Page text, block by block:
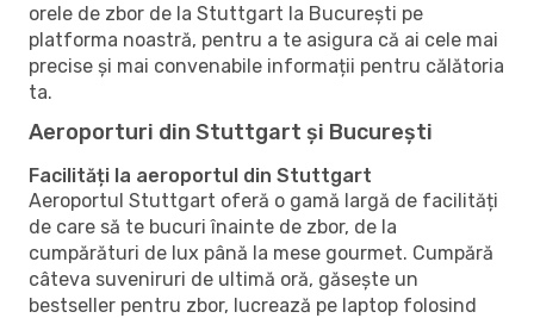
orele de zbor de la Stuttgart la București pe
platforma noastră, pentru a te asigura că ai cele mai
precise și mai convenabile informații pentru călătoria
ta.
Aeroporturi din Stuttgart și București
Facilități la aeroportul din Stuttgart
Aeroportul Stuttgart oferă o gamă largă de facilități
de care să te bucuri înainte de zbor, de la
cumpărături de lux până la mese gourmet. Cumpără
câteva suveniruri de ultimă oră, găsește un
bestseller pentru zbor, lucrează pe laptop folosind